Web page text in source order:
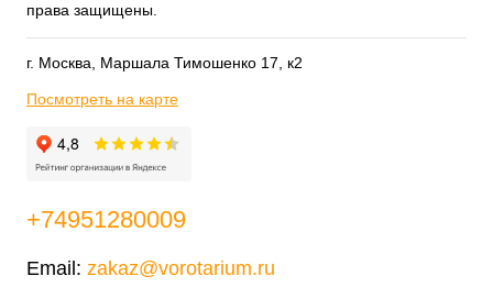
права защищены.
г. Москва, Маршала Тимошенко 17, к2
Посмотреть на карте
+74951280009
Email: zakaz@vorotarium.ru